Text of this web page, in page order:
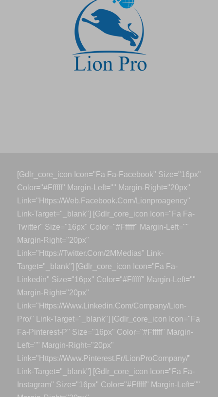
[gdlr_core_icon Icon="fa Fa-Facebook" Size="16px"
Color="#ffffff" Margin-Left="" Margin-Right="20px"
Link="https://web.facebook.com/lionproagency"
Link-Target="_blank"] [gdlr_core_icon Icon="fa Fa-
Twitter" Size="16px" Color="#ffffff" Margin-Left=""
Margin-Right="20px"
Link="https://twitter.com/2MMedias" Link-
Target="_blank"] [gdlr_core_icon Icon="fa Fa-
Linkedin" Size="16px" Color="#ffffff" Margin-Left=""
Margin-Right="20px"
Link="https://www.linkedin.com/company/lion-
Pro/" Link-Target="_blank"] [gdlr_core_icon Icon="fa
Fa-Pinterest-P" Size="16px" Color="#ffffff" Margin-
Left="" Margin-Right="20px"
Link="https://www.pinterest.fr/LionProCompany/"
Link-Target="_blank"] [gdlr_core_icon Icon="fa Fa-
Instagram" Size="16px" Color="#ffffff" Margin-Left=""